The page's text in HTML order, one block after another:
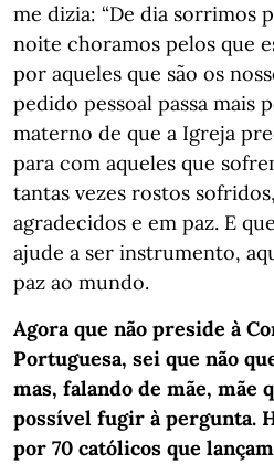
me dizia: “De dia sorrimos
noite choramos pelos que
por aqueles que são os
pedido pessoal passa mais
materno de que a Igreja
para com aqueles que
tantas vezes rostos
agradecidos e em paz. E
ajude a ser instrumento,
paz ao mundo.
Agora que não preside à
Portuguesa, sei que não
mas, falando de mãe, mãe
possível fugir à pergunta.
por 70 católicos que